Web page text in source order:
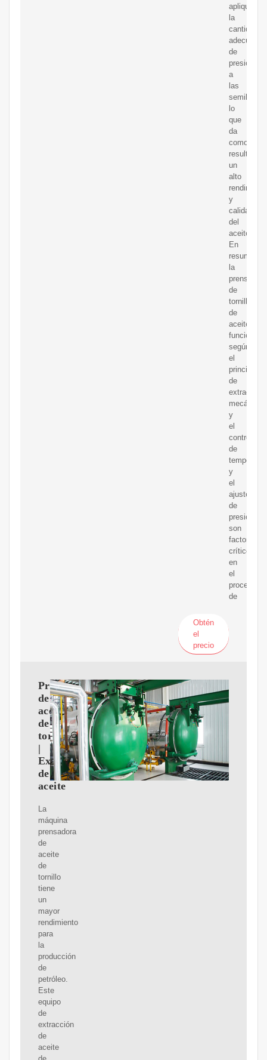
aplique
la
cantidad
adecuada
de
presión
a
las
semillas,
lo
que
da
como
resultado
un
alto
y
calidad
del
aceite.
En
resumen,
la
prensa
de
tornillo
de
aceite
funciona
según
el
principio
de
extracción
mecánica,
y
el
control
de
y
el
ajuste
de
presión
son
factores
críticos
en
el
proceso
de
Obtén
el
precio
Prensa
de
aceite
de
tornillo
|
Expulsor
de
aceite
La
máquina
prensadora
de
aceite
de
tornillo
tiene
un
mayor
rendimiento
para
la
producción
de
petróleo.
Este
equipo
de
extracción
de
aceite